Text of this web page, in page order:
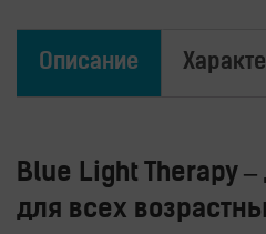
Описание
Blue Light Therapy
для всех